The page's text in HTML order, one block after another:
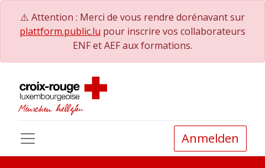
⚠️ Attention : Merci de vous rendre dorénavant sur
plattform.public.lu pour inscrire vos collaborateurs
ENF et AEF aux formations.
Anmelden